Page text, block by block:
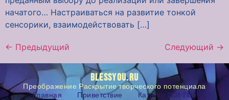
начатого… Настраиваться на развитие тонкой
сенсорики, взаимодействовать […]
← Предыдущий Следующий →
BLESSYOU.RU
Преображение Раскрытие творческого потенциала
Главная
Приветствие
Каталог 2008-2025